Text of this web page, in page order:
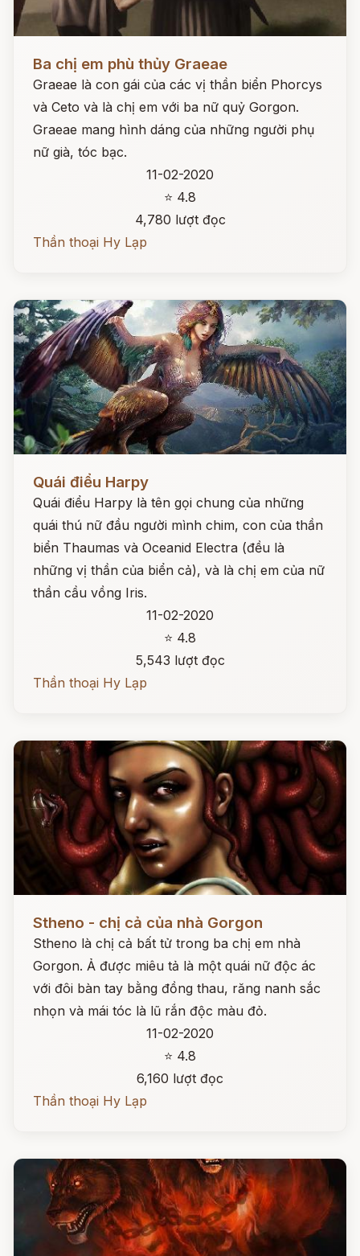
Ba chị em phù thủy Graeae
Graeae là con gái của các vị thần biển Phorcys
và Ceto và là chị em với ba nữ quỷ Gorgon.
Graeae mang hình dáng của những người phụ
nữ già, tóc bạc.
11-02-2020
⭐ 4.8
4,780 lượt đọc
Thần thoại Hy Lạp
Quái điểu Harpy
Quái điểu Harpy là tên gọi chung của những
quái thú nữ đầu người mình chim, con của thần
biển Thaumas và Oceanid Electra (đều là
những vị thần của biển cả), và là chị em của nữ
thần cầu vồng Iris.
11-02-2020
⭐ 4.8
5,543 lượt đọc
Thần thoại Hy Lạp
Stheno - chị cả của nhà Gorgon
Stheno là chị cả bất tử trong ba chị em nhà
Gorgon. Ả được miêu tả là một quái nữ độc ác
với đôi bàn tay bằng đồng thau, răng nanh sắc
nhọn và mái tóc là lũ rắn độc màu đỏ.
11-02-2020
⭐ 4.8
6,160 lượt đọc
Thần thoại Hy Lạp